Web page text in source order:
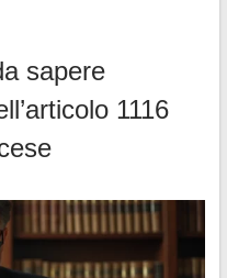
sapere
1116